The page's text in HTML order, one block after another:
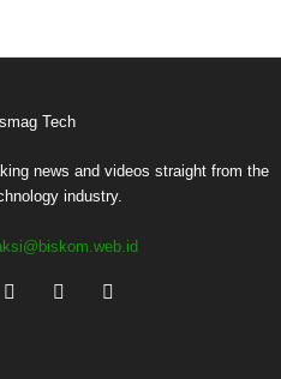
news and videos straight from the
industry.